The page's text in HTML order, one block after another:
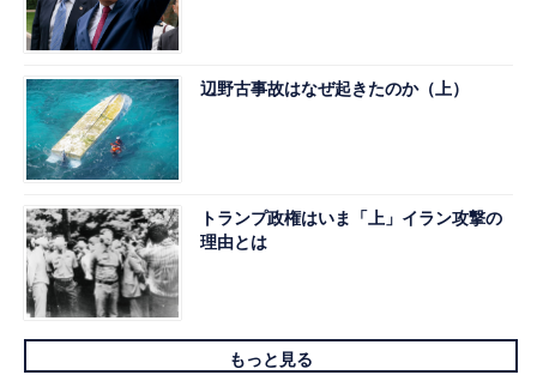
辺野古事故はなぜ起きたのか（上）
トランプ政権はいま「上」イラン攻撃の
理由とは
もっと見る